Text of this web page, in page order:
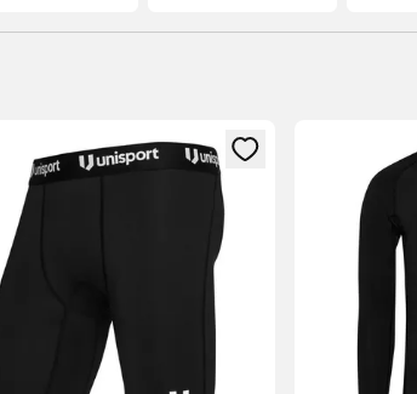
való regisztrációhoz
egy modált a bejelentkezéshez vagy a tagként
Megnyit